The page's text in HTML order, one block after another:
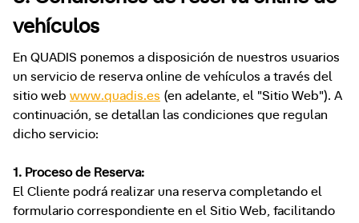
vehículos
En QUADIS ponemos a disposición de nuestros usuarios
un servicio de reserva online de vehículos a través del
sitio web www.quadis.es (en adelante, el "Sitio Web"). A
continuación, se detallan las condiciones que regulan
dicho servicio:
1. Proceso de Reserva:
El Cliente podrá realizar una reserva completando el
formulario correspondiente en el Sitio Web, facilitando